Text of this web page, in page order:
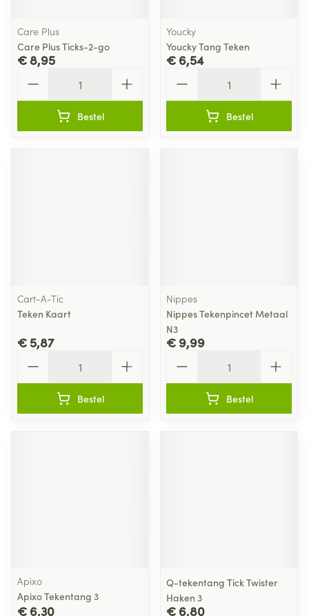
Care Plus
Care Plus Ticks-2-go
€ 8,95
Bestel
Youcky
Youcky Tang Teken
€ 6,54
Bestel
Cart-A-Tic
Teken Kaart
€ 5,87
Bestel
Nippes
Nippes Tekenpincet Metaal
N3
€ 9,99
Bestel
Apixo
Apixo Tekentang 3
€ 6,30
Q-tekentang Tick Twister
Haken 3
€ 6,80